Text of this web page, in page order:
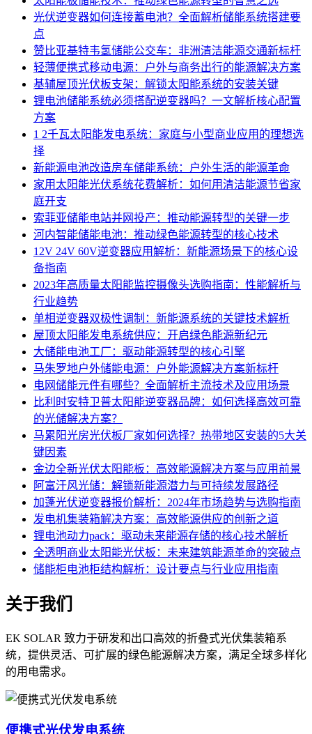
光伏逆变器如何连接蓄电池？全面解析储能系统搭建要
点
赞比亚基特韦氢储能公交车：非洲清洁能源交通新标杆
轻薄便携式移动电源：户外与商务出行的能源解决方案
基辅屋顶光伏板支架：解锁太阳能系统的安装关键
锂电池储能系统必须搭配逆变器吗？一文解析核心配置
方案
1 2千瓦太阳能发电系统：家庭与小型商业应用的理想选
择
新能源电池改造房车储能系统：户外生活的能源革命
家用太阳能光伏系统花费解析：如何用清洁能源节省家
庭开支
索菲亚储能电站并网投产：推动能源转型的关键一步
河内智能储能电池：推动绿色能源转型的核心技术
12V 24V 60V逆变器应用解析：新能源场景下的核心设
备指南
2023年高质量太阳能监控摄像头选购指南：性能解析与
行业趋势
单相逆变器双极性调制：新能源系统的关键技术解析
屋顶太阳能发电系统供应：开启绿色能源新纪元
大储能电池工厂：驱动能源转型的核心引擎
马朱罗地户外储能电源：户外能源解决方案新标杆
电网储能元件有哪些？全面解析主流技术及应用场景
比利时安特卫普太阳能逆变器品牌：如何选择高效可靠
的光储解决方案？
马累阳光房光伏板厂家如何选择？热带地区安装的5大关
键因素
金边全新光伏太阳能板：高效能源解决方案与应用前景
阿富汗风光储：解锁新能源潜力与可持续发展路径
加蓬光伏逆变器报价解析：2024年市场趋势与选购指南
发电机集装箱解决方案：高效能源供应的创新之道
锂电池动力pack：驱动未来能源存储的核心技术解析
全透明商业太阳能光伏板：未来建筑能源革命的突破点
储能柜电池柜结构解析：设计要点与行业应用指南
关于我们
EK SOLAR 致力于研发和出口高效的折叠式光伏集装箱系
统，提供灵活、可扩展的绿色能源解决方案，满足全球多样化
的用电需求。
便携式光伏发电系统